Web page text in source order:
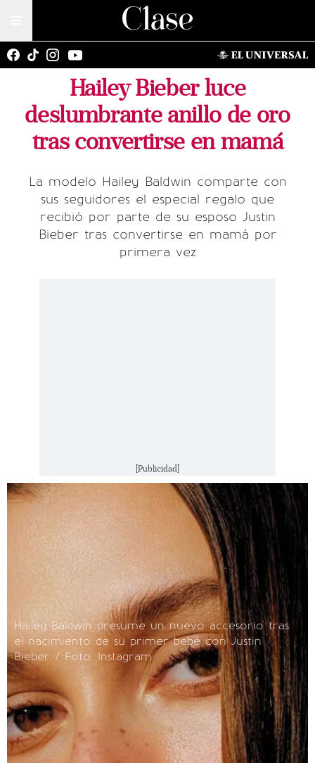
Hailey Bieber luce
deslumbrante anillo de oro
tras convertirse en mamá
La modelo Hailey Baldwin comparte con
sus seguidores el especial regalo que
recibió por parte de su esposo Justin
Bieber tras convertirse en mamá por
primera vez
[Publicidad]
Hailey Baldwin presume un nuevo accesorio tras
el nacimiento de su primer bebé con Justin
Bieber / Foto: Instagram